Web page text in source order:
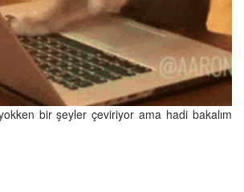
bir şeyler çeviriyor ama hadi bakalım